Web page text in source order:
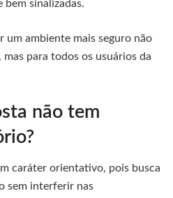
bem sinalizadas.
um ambiente mais seguro não
para todos os usuários da
não tem
caráter orientativo, pois busca
sem interferir nas